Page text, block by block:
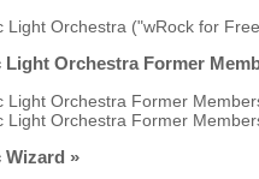
Light Orchestra ("wRock for
Light Orchestra Former
Light Orchestra Former
Light Orchestra Former
Wizard »